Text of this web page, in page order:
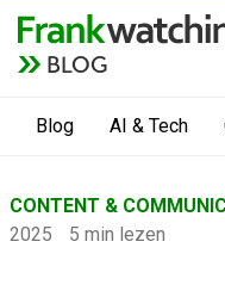
BLOG
Blog AI & Tech
›
CONTENT &
2025
5 min lezen